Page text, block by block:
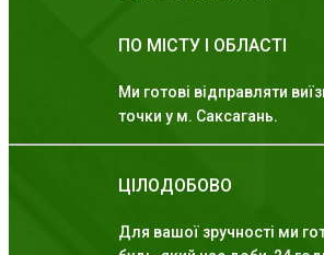
ПО МІСТУ І ОБЛАСТІ
Ми готові відправляти
точки у м. Саксагань.
ЦІЛОДОБОВО
Для вашої зручності ми